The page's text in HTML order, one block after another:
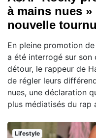
à mains nues
nouvelle
En pleine promotion
a été interrogé sur son
détour, le rappeur de
de régler leurs
nues, une déclaration
plus médiatisés du rap
Lifestyle